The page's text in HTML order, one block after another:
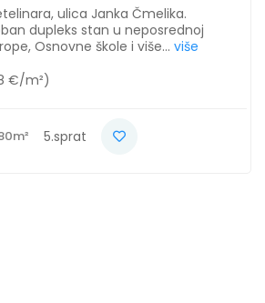
ulica Janka Čmelika.
dupleks stan u neposrednoj
Osnovne škole i više... više
€/m²)
5.sprat